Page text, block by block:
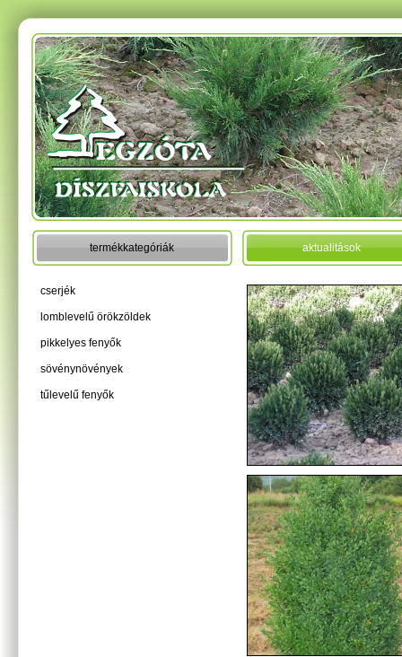
termékkategóriák
cserjék
lomblevelű örökzöldek
pikkelyes fenyők
sövénynövények
tűlevelű fenyők
aktualitások